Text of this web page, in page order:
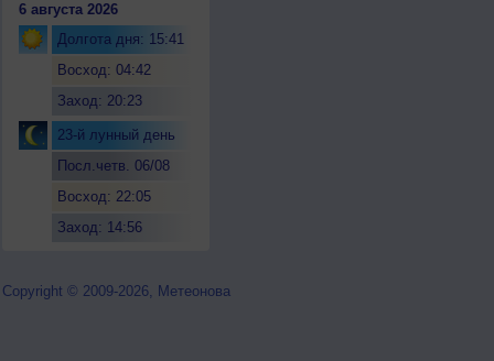
6 августа 2026
Долгота дня: 15:41
Восход: 04:42
Заход: 20:23
23-й лунный день
Посл.четв. 06/08
Восход: 22:05
Заход: 14:56
Copyright © 2009-2026, Метеонова